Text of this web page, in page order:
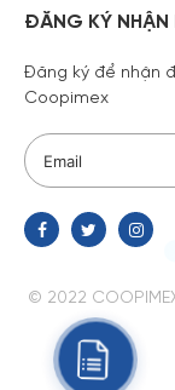
ĐĂNG KÝ NHẬN
Đăng ký để nhận
Coopimex
© 2022